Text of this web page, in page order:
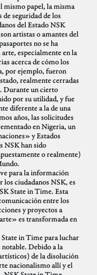
mismo papel, la misma
seguridad de los
del Estado NSK
artistas o amantes del
no se ha
especialmente en la
acerca de cómo los
por ejemplo, fueron
realmente cerradas
Durante un cierto
por su utilidad, y fue
diferente a la de una
años, las solicitudes
en Nigeria, un
y Estados
NSK han sido
o realmente)
para la información
los ciudadanos NSK, es
State in Time. Esta
entre los
y proyectos a
es transformada en
in Time para luchar
Debido a la
de la disolución
nacionalismo allí y el